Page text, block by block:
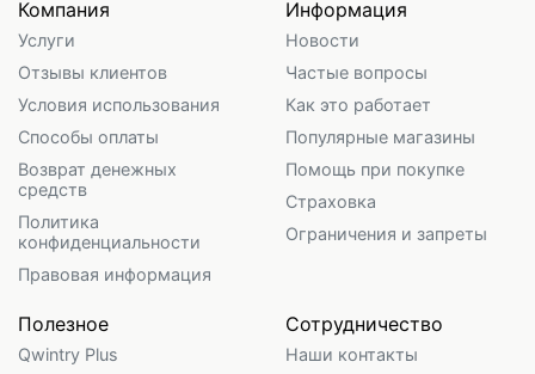
Компания
Услуги
Отзывы клиентов
Условия использования
Способы оплаты
Возврат денежных
средств
Политика
конфиденциальности
Правовая информация
Информация
Новости
Частые вопросы
Как это работает
Популярные магазины
Помощь при покупке
Страховка
Ограничения и запреты
Полезное
Qwintry Plus
Сотрудничество
Наши контакты